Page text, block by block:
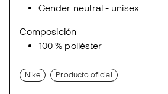
Gender neutral - unisex
Composición
100 % poliéster
Nike Producto oficial